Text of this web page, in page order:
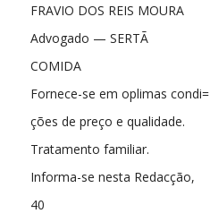
FRAVIO DOS REIS MOURA
Advogado — SERTÃ
COMIDA
Fornece-se em oplimas condi=
ções de preço e qualidade.
Tratamento familiar.
Informa-se nesta Redacção,
40